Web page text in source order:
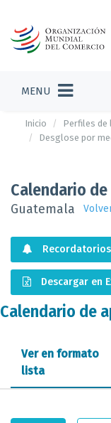
MENU
Inicio Perfiles de
Desglose por
Calendario
Guatemala
Descargar en
Calendario de
Ver en formato
lista